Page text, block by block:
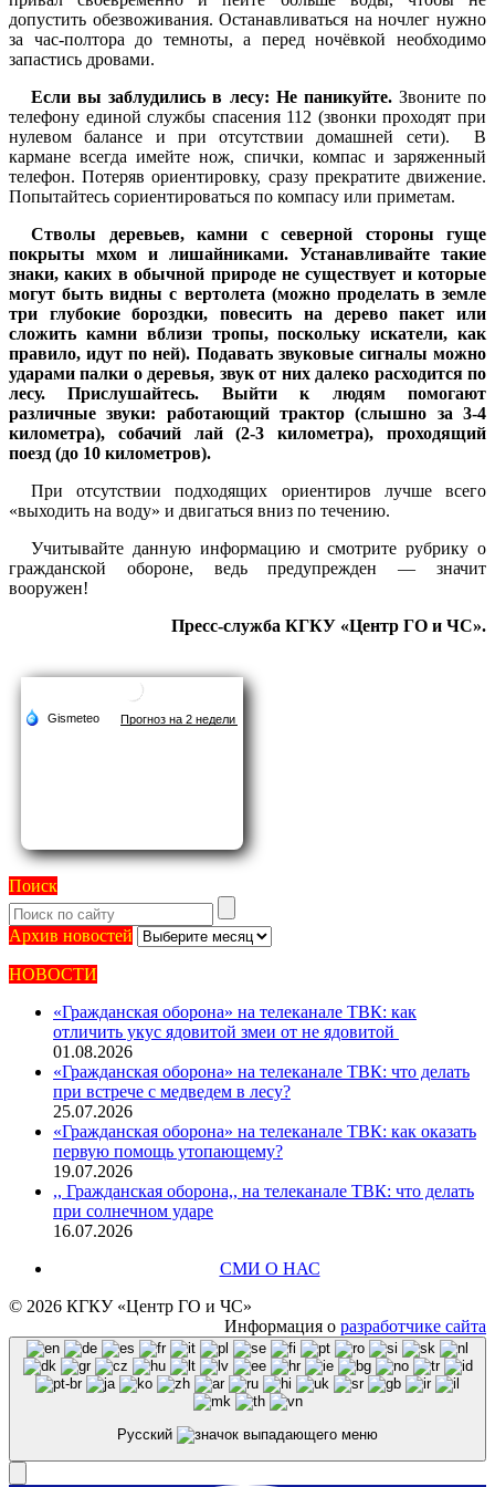
допустить обезвоживания. Останавливаться на ночлег нужно
за час-полтора до темноты, а перед ночёвкой необходимо
запастись дровами.
Если вы заблудились в лесу: Не паникуйте. Звоните по
телефону единой службы спасения 112 (звонки проходят при
нулевом балансе и при отсутствии домашней сети). В
кармане всегда имейте нож, спички, компас и заряженный
телефон. Потеряв ориентировку, сразу прекратите движение.
Попытайтесь сориентироваться по компасу или приметам.
Стволы деревьев, камни с северной стороны гуще
покрыты мхом и лишайниками. Устанавливайте такие
знаки, каких в обычной природе не существует и которые
могут быть видны с вертолета (можно проделать в земле
три глубокие бороздки, повесить на дерево пакет или
сложить камни вблизи тропы, поскольку искатели, как
правило, идут по ней). Подавать звуковые сигналы можно
ударами палки о деревья, звук от них далеко расходится по
лесу. Прислушайтесь. Выйти к людям помогают
различные звуки: работающий трактор (слышно за 3-4
километра), собачий лай (2-3 километра), проходящий
поезд (до 10 километров).
При отсутствии подходящих ориентиров лучше всего
«выходить на воду» и двигаться вниз по течению.
Учитывайте данную информацию и смотрите рубрику о
гражданской обороне, ведь предупрежден — значит
вооружен!
Пресс-служба КГКУ «Центр ГО и ЧС».
Поиск
Архив новостей
Архив
НОВОСТИ
«Гражданская оборона» на телеканале ТВК: как
отличить укус ядовитой змеи от не ядовитой
01.08.2026
«Гражданская оборона» на телеканале ТВК: что делать
при встрече с медведем в лесу?
25.07.2026
«Гражданская оборона» на телеканале ТВК: как оказать
первую помощь утопающему?
19.07.2026
,, Гражданская оборона,, на телеканале ТВК: что делать
при солнечном ударе
16.07.2026
СМИ О НАС
© 2026 КГКУ «Центр ГО и ЧС»
Информация о разработчике сайта
Русский